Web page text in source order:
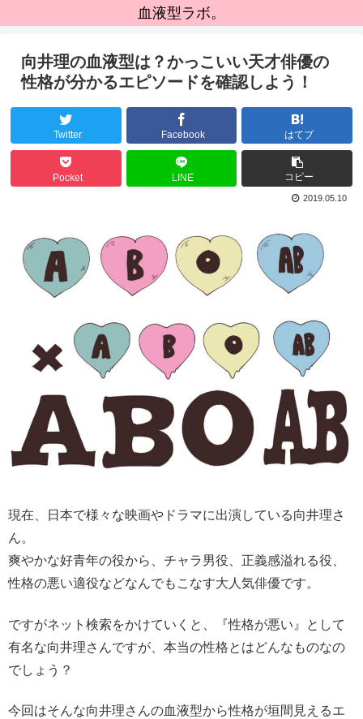
血液型ラボ。
向井理の血液型は？かっこいい天才俳優の
性格が分かるエピソードを確認しよう！
Twitter Facebook はてブ
Pocket LINE コピー
2019.05.10
現在、日本で様々な映画やドラマに出演している向井理さ
ん。
爽やかな好青年の役から、チャラ男役、正義感溢れる役、
性格の悪い適役などなんでもこなす大人気俳優です。
ですがネット検索をかけていくと、『性格が悪い』として
有名な向井理さんですが、本当の性格とはどんなものなの
でしょう？
今回はそんな向井理さんの血液型から性格が垣間見えるエ